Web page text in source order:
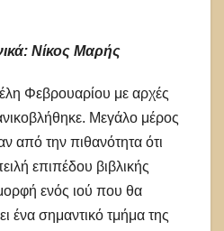
Νίκος Μαρής
Φεβρουαρίου με αρχές
Μεγάλο μέρος
από την πιθανότητα ότι
επιπέδου βιβλικής
ενός ιού που θα
ένα σημαντικό τμήμα της